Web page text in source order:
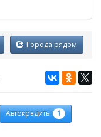
Города рядом
Автокредиты 1